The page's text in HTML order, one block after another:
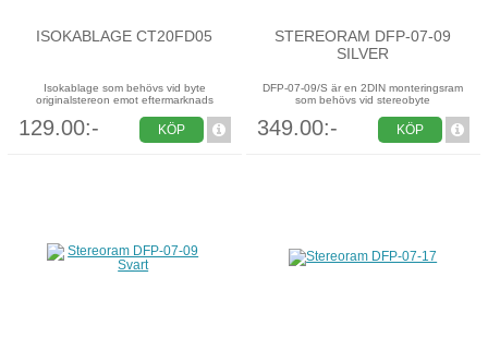
ISOKABLAGE CT20FD05
Isokablage som behövs vid byte
originalstereon emot eftermarknads
129.00:- KÖP
STEREORAM DFP-07-09
SILVER
DFP-07-09/S är en 2DIN monteringsram
som behövs vid stereobyte
349.00:- KÖP